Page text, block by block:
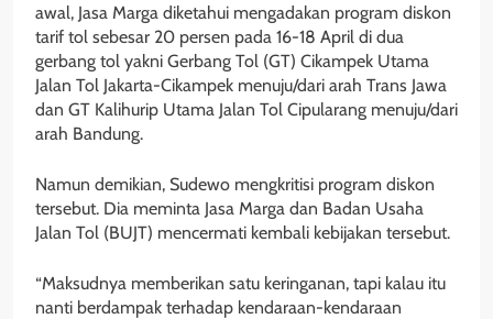
awal, Jasa Marga diketahui mengadakan program diskon
tarif tol sebesar 20 persen pada 16-18 April di dua
gerbang tol yakni Gerbang Tol (GT) Cikampek Utama
Jalan Tol Jakarta-Cikampek menuju/dari arah Trans Jawa
dan GT Kalihurip Utama Jalan Tol Cipularang menuju/dari
arah Bandung.
Namun demikian, Sudewo mengkritisi program diskon
tersebut. Dia meminta Jasa Marga dan Badan Usaha
Jalan Tol (BUJT) mencermati kembali kebijakan tersebut.
“Maksudnya memberikan satu keringanan, tapi kalau itu
nanti berdampak terhadap kendaraan-kendaraan